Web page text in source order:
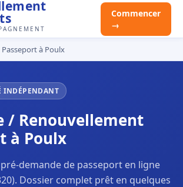
Commencer
→
Passeport à Poulx
INDÉPENDANT
/ Renouvellement
à Poulx
demande de passeport en ligne
Dossier complet prêt en quelques